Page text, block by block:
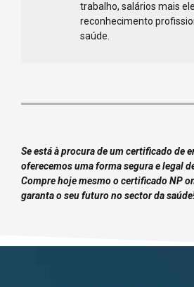
trabalho, salários mais
reconhecimento
saúde.
Se está à procura de um certificado de
oferecemos uma forma segura e legal
Compre hoje mesmo o certificado NP
garanta o seu futuro no sector da